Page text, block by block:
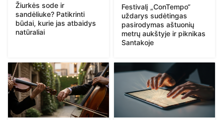
Žiurkės sode ir
sandėliuke? Patikrinti
būdai, kurie jas atbaidys
natūraliai
Festivalį „ConTempo“
uždarys sudėtingas
pasirodymas aštuonių
metrų aukštyje ir piknikas
Santakoje